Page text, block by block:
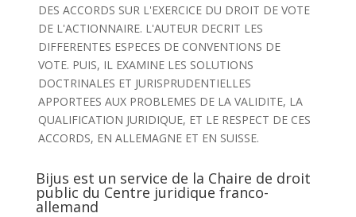
DES ACCORDS SUR L'EXERCICE DU DROIT DE VOTE
DE L'ACTIONNAIRE. L'AUTEUR DECRIT LES
DIFFERENTES ESPECES DE CONVENTIONS DE
VOTE. PUIS, IL EXAMINE LES SOLUTIONS
DOCTRINALES ET JURISPRUDENTIELLES
APPORTEES AUX PROBLEMES DE LA VALIDITE, LA
QUALIFICATION JURIDIQUE, ET LE RESPECT DE CES
ACCORDS, EN ALLEMAGNE ET EN SUISSE.
Bijus est un service de la Chaire de droit
public du Centre juridique franco-
allemand